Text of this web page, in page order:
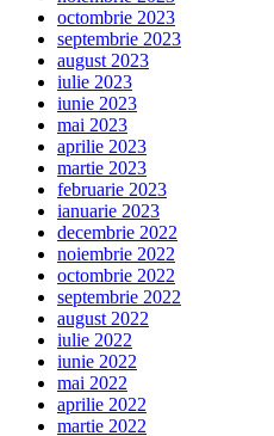
octombrie 2023
septembrie 2023
august 2023
iulie 2023
iunie 2023
mai 2023
aprilie 2023
martie 2023
februarie 2023
ianuarie 2023
decembrie 2022
noiembrie 2022
octombrie 2022
septembrie 2022
august 2022
iulie 2022
iunie 2022
mai 2022
aprilie 2022
martie 2022